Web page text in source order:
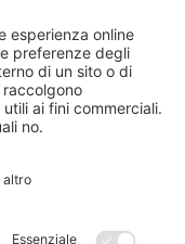
protezione dei dati.